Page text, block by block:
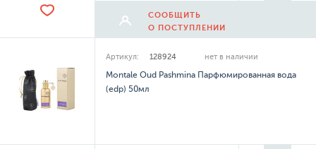
СООБЩИТЬ
О ПОСТУПЛЕНИИ
Артикул: 128924 нет в наличии
Montale Oud Pashmina Парфюмированная вода
(edp) 50мл